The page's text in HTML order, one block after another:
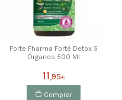
Forte Pharma Forté Detox 5
Órganos 500 Ml
11,95€
Comprar